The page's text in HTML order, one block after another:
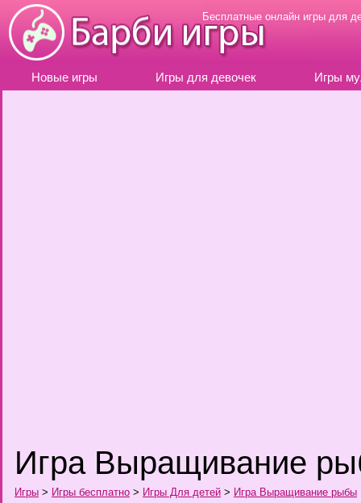
Бесплатные онлайн игры для
Новые игры Игры для девочек Игры
Игра Выращивание
Игры > Игры бесплатно > Игры Для детей > Игра Выращивание рыбы